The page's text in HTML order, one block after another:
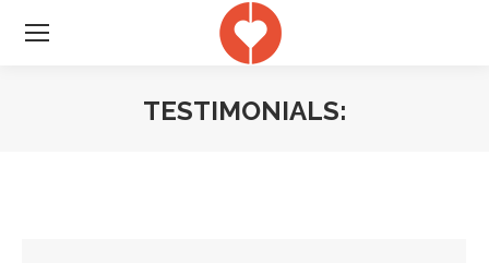
TESTIMONIALS: